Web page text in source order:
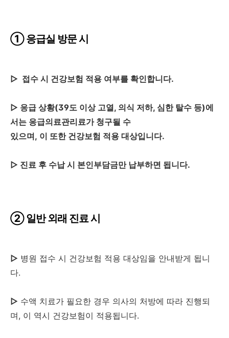
① 응급실 방문 시
▷ 접수 시 건강보험 적용 여부를 확인합니다.
▷ 응급 상황(39도 이상 고열, 의식 저하, 심한 탈수 등)에
서는 응급의료관리료가 청구될 수
있으며, 이 또한 건강보험 적용 대상입니다.
▷ 진료 후 수납 시 본인부담금만 납부하면 됩니다.
② 일반 외래 진료 시
▷ 병원 접수 시 건강보험 적용 대상임을 안내받게 됩니
다.
▷ 수액 치료가 필요한 경우 의사의 처방에 따라 진행되
며, 이 역시 건강보험이 적용됩니다.